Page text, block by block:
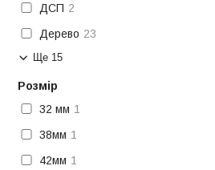
ДСП 2
Дерево 23
Ще 15
Розмір
32 мм 1
38мм 1
42мм 1